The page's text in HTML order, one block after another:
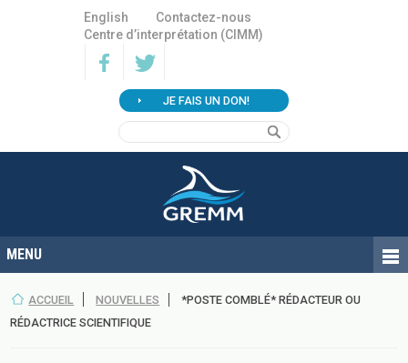
English
Contactez-nous
Centre d’interprétation (CIMM)
JE FAIS UN DON!
ACCUEIL NOUVELLES
*POSTE COMBLÉ* RÉDACTEUR OU
RÉDACTRICE SCIENTIFIQUE